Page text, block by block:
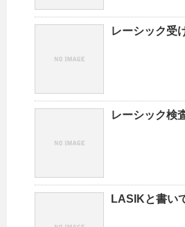
レーシック受
レーシック検
LASIKと書い